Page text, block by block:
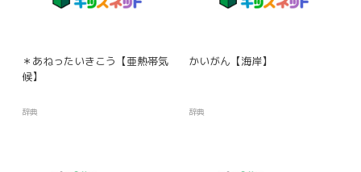
＊あねったいきこう【亜熱帯気
候】
辞典
かいがん【海岸】
辞典